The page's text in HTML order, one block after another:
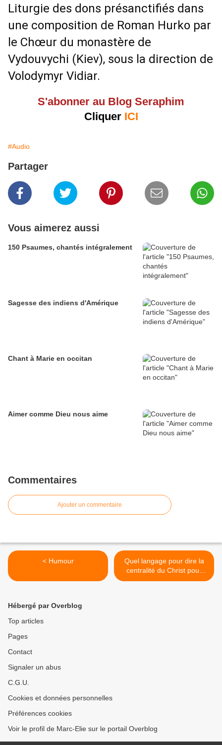
Liturgie des dons présanctifiés dans
une composition de Roman Hurko par
le Chœur du monastère de
Vydouvychi (Kiev), sous la direction de
Volodymyr Vidiar.
S'abonner au Blog Seraphim
Cliquer ICI
#Audio
Partager
Vous aimerez aussi
150 Psaumes, chantés intégralement
Sagesse des indiens d'Amérique
Chant à Marie en occitan
Aimer comme Dieu nous aime
Commentaires
Ajouter un commentaire
< Humour
Quel langage pour dire la
centralité du Christ pour
l’Église ? >
Hébergé par Overblog
Top articles
Pages
Contact
Signaler un abus
C.G.U.
Cookies et données personnelles
Préférences cookies
Voir le profil de Marc-Elie sur le portail Overblog